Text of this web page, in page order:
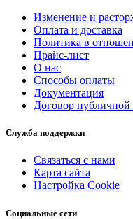
Изменение и
Оплата и доставка
Политика в
Прайс-лист
О нас
Способы оплаты
Документация
Договор
Служба поддержки
Связаться с нами
Карта сайта
Настройка Cookie
Социальные сети